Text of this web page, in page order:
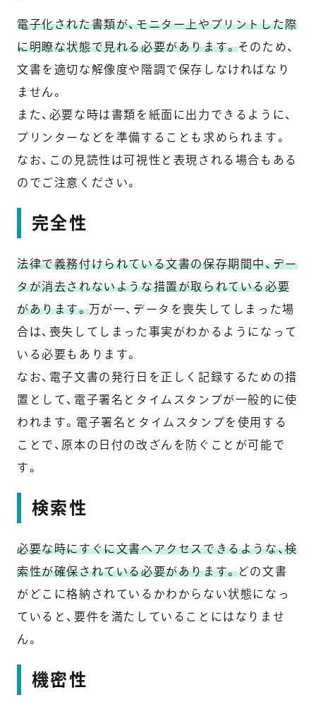
電子化された書類が、モニター上やプリントした際
に明瞭な状態で見れる必要があります。そのため、
文書を適切な解像度や階調で保存しなければなり
ません。
また、必要な時は書類を紙面に出力できるように、
プリンターなどを準備することも求められます。
なお、この見読性は可視性と表現される場合もある
のでご注意ください。
完全性
法律で義務付けられている文書の保存期間中、デー
タが消去されないような措置が取られている必要
があります。万が一、データを喪失してしまった場
合は、喪失してしまった事実がわかるようになって
いる必要もあります。
なお、電子文書の発行日を正しく記録するための措
置として、電子署名とタイムスタンプが一般的に使
われます。電子署名とタイムスタンプを使用する
ことで、原本の日付の改ざんを防ぐことが可能で
す。
検索性
必要な時にすぐに文書へアクセスできるような、検
索性が確保されている必要があります。どの文書
がどこに格納されているかわからない状態になっ
ていると、要件を満たしていることにはなりませ
ん。
機密性